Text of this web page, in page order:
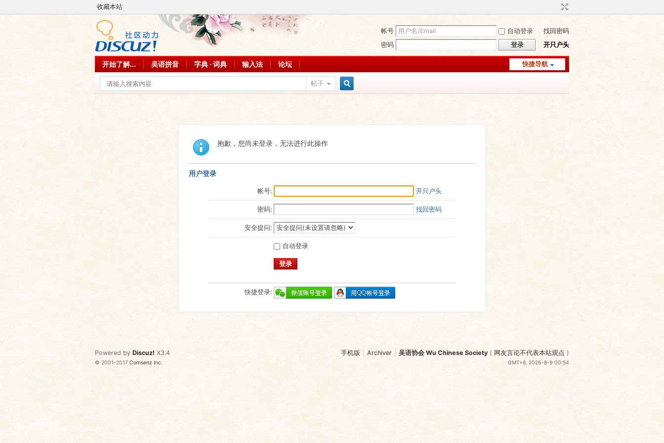
收藏本站
帐号 自动登录
找回密码
密码
登录 开只户头
快捷导航
开始了解... 吴语拼音 字典 · 词典 输入法 论坛
帖子
抱歉，您尚未登录，无法进行此操作
用户登录
帐号: 开只户头
密码: 找回密码
安全提问:
自动登录
登录
快捷登录:
手机版 Archiver 吴语协会 Wu Chinese Society ( 网友言论不代表本站观点 )
GMT+8, 2026-8-9 00:54
Powered by Discuz! X3.4
© 2001-2017Comsenz Inc.